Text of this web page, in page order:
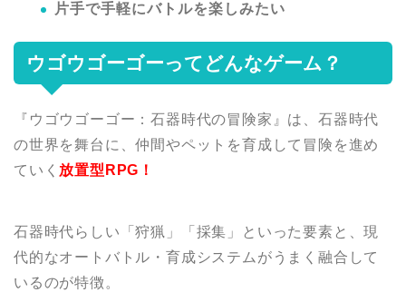
片手で手軽にバトルを楽しみたい
ウゴウゴーゴーってどんなゲーム？
『ウゴウゴーゴー：石器時代の冒険家』は、石器時代
の世界を舞台に、仲間やペットを育成して冒険を進め
ていく 放置型RPG！
石器時代らしい「狩猟」「採集」といった要素と、現
代的なオートバトル・育成システムがうまく融合して
いるのが特徴。